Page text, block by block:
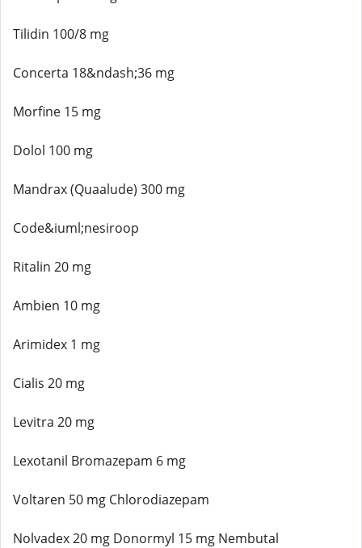
Tilidin 100/8 mg
Concerta 18&ndash;36 mg
Morfine 15 mg
Dolol 100 mg
Mandrax (Quaalude) 300 mg
Code&iuml;nesiroop
Ritalin 20 mg
Ambien 10 mg
Arimidex 1 mg
Cialis 20 mg
Levitra 20 mg
Lexotanil Bromazepam 6 mg
Voltaren 50 mg Chlorodiazepam
Nolvadex 20 mg Donormyl 15 mg Nembutal